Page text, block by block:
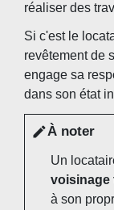
réaliser des
Si c'est le
revêtement de
engage sa
dans son état
editÀ noter
Un
voisinage
à son